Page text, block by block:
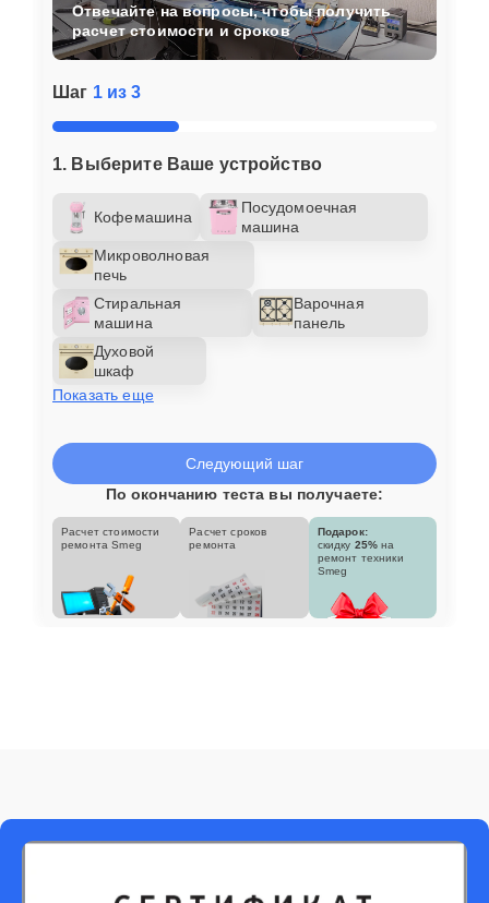
Шаг 1 из 3
1. Выберите Ваше устройство
Кофемашина
Посудомоечная
машина
Микроволновая
печь
Стиральная
машина
Варочная
панель
Духовой
шкаф
Показать еще
Отвечайте на вопросы, чтобы получить
расчет стоимости и сроков
Следующий шаг
По окончанию теста вы получаете:
Расчет стоимости
ремонта Smeg
Расчет сроков
ремонта
Подарок:
скидку 25% на
ремонт техники
Smeg